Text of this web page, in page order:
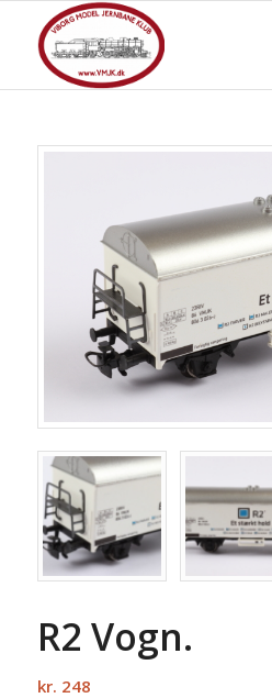
R2 Vogn.
kr. 248